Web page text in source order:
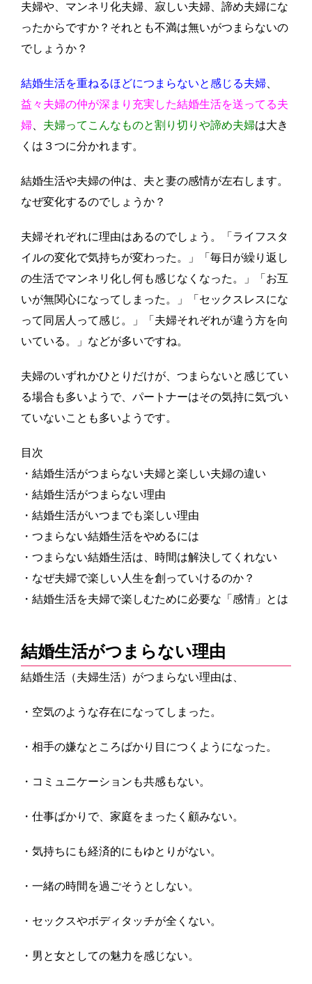
夫婦や、マンネリ化夫婦、寂しい夫婦、諦め夫婦にな
ったからですか？それとも不満は無いがつまらないの
でしょうか？
結婚生活を重ねるほどにつまらないと感じる夫婦
益々夫婦の仲が深まり充実した結婚生活を送ってる夫
婦
夫婦ってこんなものと割り切りや諦め夫婦は大き
くは３つに分かれます。
結婚生活や夫婦の仲は、夫と妻の感情が左右します。
なぜ変化するのでしょうか？
夫婦それぞれに理由はあるのでしょう。「ライフスタ
イルの変化で気持ちが変わった。」「毎日が繰り返し
の生活でマンネリ化し何も感じなくなった。」「お互
いが無関心になってしまった。」「セックスレスにな
って同居人って感じ。」「夫婦それぞれが違う方を向
いている。」などが多いですね。
夫婦のいずれかひとりだけが、つまらないと感じてい
る場合も多いようで、パートナーはその気持に気づい
ていないことも多いようです。
目次
・結婚生活がつまらない夫婦と楽しい夫婦の違い
・結婚生活がつまらない理由
・結婚生活がいつまでも楽しい理由
・つまらない結婚生活をやめるには
・つまらない結婚生活は、時間は解決してくれない
・なぜ夫婦で楽しい人生を創っていけるのか？
・結婚生活を夫婦で楽しむために必要な「感情」とは
結婚生活がつまらない理由
結婚生活（夫婦生活）がつまらない理由は、
・空気のような存在になってしまった。
・相手の嫌なところばかり目につくようになった。
・コミュニケーションも共感もない。
・仕事ばかりで、家庭をまったく顧みない。
・気持ちにも経済的にもゆとりがない。
・一緒の時間を過ごそうとしない。
・セックスやボディタッチが全くない。
・男と女としての魅力を感じない。